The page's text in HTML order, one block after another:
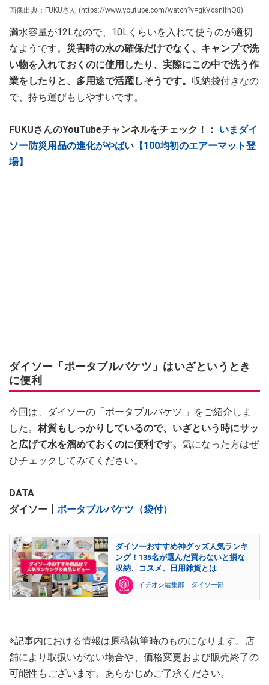
画像出典：FUKUさん (https://www.youtube.com/watch?v=gkVcsnlfhQ8)
満水容量が12Lなので、10Lくらいを入れて使うのが適切
なようです。 災害時の水の確保だけでなく、キャンプで洗
い物を入れておくのに使用したり、実際にこの中で洗う作
業をしたりと、多用途で活躍しそうです。 収納袋付きなの
で、持ち運びもしやすいです。
FUKUさんのYouTubeチャンネルをチェック！： いまダイ
ソー防災用品の進化がやばい【100均初のエアーマット登
場】
ダイソー「ポータブルバケツ」はいざというとき
に便利
今回は、ダイソーの「ポータブルバケツ 」をご紹介しま
した。 材質もしっかりしているので、いざという時にサッ
と広げて水を溜めておくのに便利です。 気になった方はぜ
ひチェックしてみてください。
DATA
ダイソー┃ ポータブルバケツ（袋付）
ダイソーおすすめ神グッズ人気ランキ
ング！135名が選んだ買わないと損な
収納、コスメ、日用雑貨とは
イチオシ編集部 ダイソー部
※記事内における情報は原稿執筆時のものになります。店
舗により取扱いがない場合や、価格変更および販売終了の
可能性もございます。あらかじめご了承ください。